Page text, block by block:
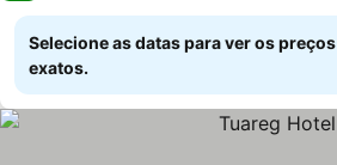
Selecione as datas para ver os preços
exatos.